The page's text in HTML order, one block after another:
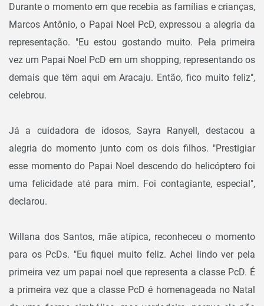
Durante o momento em que recebia as famílias e crianças,
Marcos Antônio, o Papai Noel PcD, expressou a alegria da
representação. "Eu estou gostando muito. Pela primeira
vez um Papai Noel PcD em um shopping, representando os
demais que têm aqui em Aracaju. Então, fico muito feliz",
celebrou.
Já a cuidadora de idosos, Sayra Ranyell, destacou a
alegria do momento junto com os dois filhos. "Prestigiar
esse momento do Papai Noel descendo do helicóptero foi
uma felicidade até para mim. Foi contagiante, especial",
declarou.
Willana dos Santos, mãe atípica, reconheceu o momento
para os PcDs. "Eu fiquei muito feliz. Achei lindo ver pela
primeira vez um papai noel que representa a classe PcD. É
a primeira vez que a classe PcD é homenageada no Natal